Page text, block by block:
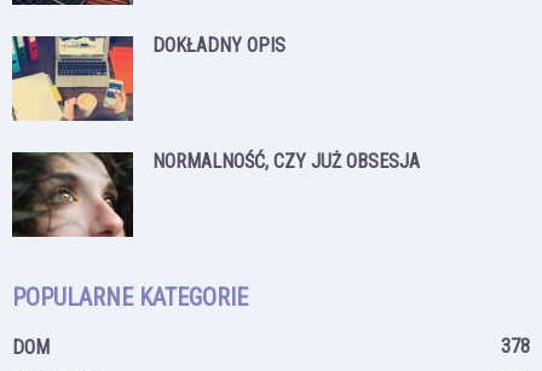
DOKŁADNY OPIS
NORMALNOŚĆ, CZY JUŻ OBSESJA
POPULARNE KATEGORIE
DOM
378